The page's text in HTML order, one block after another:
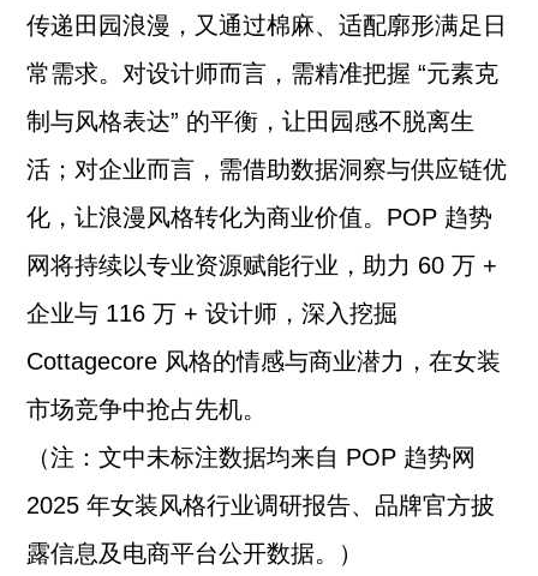
传递田园浪漫，又通过棉麻、适配廓形满足日
常需求。对设计师而言，需精准把握 “元素克
制与风格表达” 的平衡，让田园感不脱离生
活；对企业而言，需借助数据洞察与供应链优
化，让浪漫风格转化为商业价值。POP 趋势
网将持续以专业资源赋能行业，助力 60 万 +
企业与 116 万 + 设计师，深入挖掘
Cottagecore 风格的情感与商业潜力，在女装
市场竞争中抢占先机。
（注：文中未标注数据均来自 POP 趋势网
2025 年女装风格行业调研报告、品牌官方披
露信息及电商平台公开数据。）